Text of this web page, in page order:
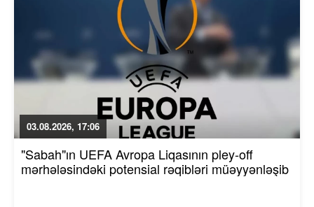
03.08.2026, 17:06
"Sabah"ın UEFA Avropa Liqasının pley-off
mərhələsindəki potensial rəqibləri müəyyənləşib